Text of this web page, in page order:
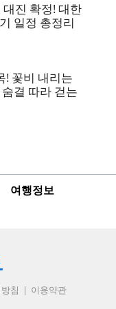
진 확정! 대한
일정 총정리
! 꽃비 내리는
결 따라 걷는
여행정보
침
이용약관